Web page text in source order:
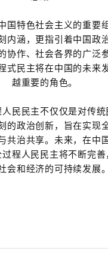
国特色社会主义的重要
内涵，更指引着中国政
协作、社会各界的广泛
式民主将在中国的未来
越重要的角色。
民民主不仅仅是对传
的政治创新，旨在实现
共治共享。未来，在中
程人民民主将不断完
会和经济的可持续发展。